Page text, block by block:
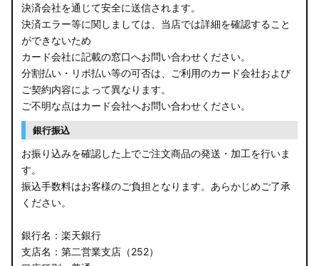
決済会社を通じて安全に送信されます。
決済エラー等に関しましては、当店では詳細を確認すること
ができないため
カード会社に記載の窓口へお問い合わせください。
分割払い・リボ払い等の可否は、ご利用のカード会社および
ご契約内容によって異なります。
ご不明な点はカード会社へお問い合わせください。
銀行振込
お振り込みを確認した上でご注文商品の発送・加工を行いま
す。
振込手数料はお客様のご負担となります。あらかじめご了承
ください。
銀行名：楽天銀行
支店名：第二営業支店（252）